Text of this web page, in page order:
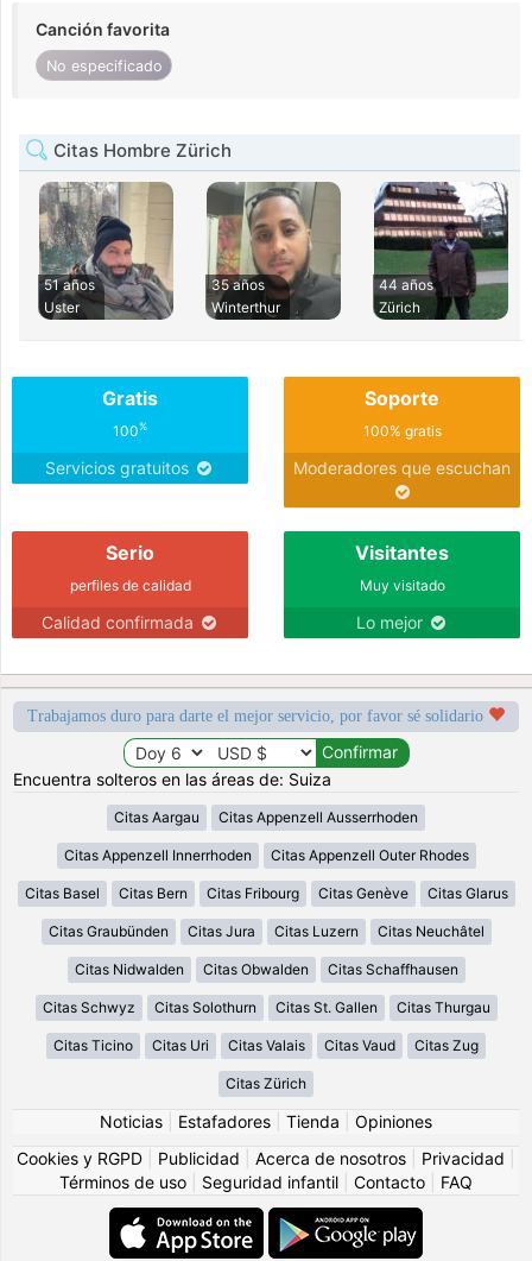
Canción favorita
No especificado
Citas Hombre Zürich
51 años
Uster
35 años
Winterthur
44 años
Zürich
Gratis
100%
Servicios gratuitos
Soporte
100% gratis
Moderadores que escuchan
Serio
perfiles de calidad
Calidad confirmada
Visitantes
Muy visitado
Lo mejor
Trabajamos duro para darte el mejor servicio, por favor sé solidario
Encuentra solteros en las áreas de: Suiza
Citas Aargau Citas Appenzell Ausserrhoden
Citas Appenzell Innerrhoden Citas Appenzell Outer Rhodes
Citas Basel Citas Bern Citas Fribourg Citas Genève Citas Glarus
Citas Graubünden Citas Jura Citas Luzern Citas Neuchâtel
Citas Nidwalden Citas Obwalden Citas Schaffhausen
Citas Schwyz Citas Solothurn Citas St. Gallen Citas Thurgau
Citas Ticino Citas Uri Citas Valais Citas Vaud Citas Zug
Citas Zürich
Noticias Estafadores Tienda
Opiniones
Cookies y RGPD
Publicidad Acerca de nosotros Privacidad
Términos de uso
Seguridad infantil Contacto FAQ